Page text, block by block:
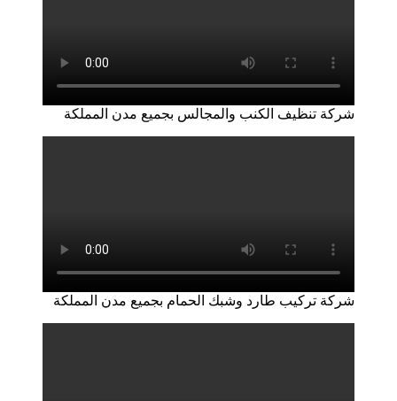
شركة تنظيف الكنب والمجالس بجميع مدن المملكة
شركة تركيب طارد وشبك الحمام بجميع مدن المملكة